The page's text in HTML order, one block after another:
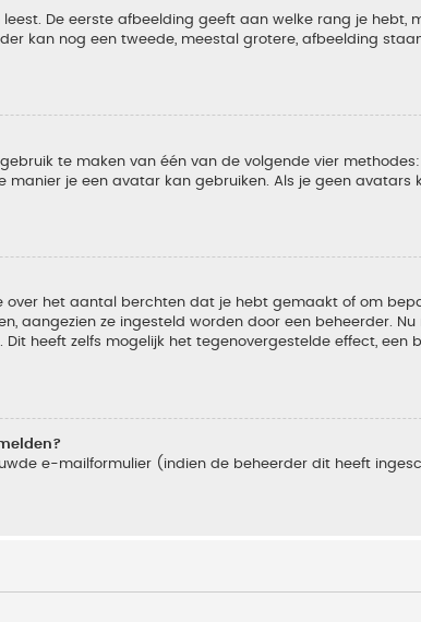
De eerste afbeelding geeft aan welke rang je hebt,
kan nog een tweede, meestal grotere, afbeelding
te maken van één van de volgende vier
je een avatar kan gebruiken. Als je geen
over het aantal berchten dat je hebt gemaakt of om
aangezien ze ingesteld worden door een beheerder.
heeft zelfs mogelijk het tegenovergestelde effect, een
e-mailformulier (indien de beheerder dit heeft